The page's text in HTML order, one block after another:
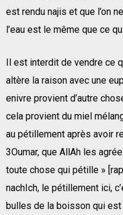
est rendu najis et que l’on
l’eau est le même que ce
Il est interdit de vendre ce
altère la raison avec une
enivre provient d’autre
cela provient du miel
au pétillement après avoir
3Oumar, que AllAh les
toute chose qui pétille »
nachIch, le pétillement ici,
bulles de la boisson qui